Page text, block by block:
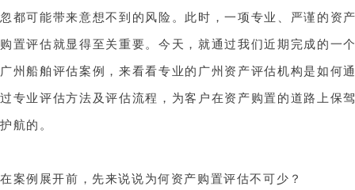
忽都可能带来意想不到的风险。此时，一项专业、严谨的资
购置评估就显得至关重要。今天，就通过我们近期完成的一
广州船舶评估案例，来看看专业的广州资产评估机构是如何
过专业评估方法及评估流程，为客户在资产购置的道路上保
护航的。
在案例展开前，先来说说为何资产购置评估不可少？